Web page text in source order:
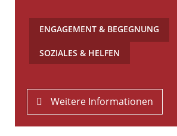
ENGAGEMENT & BEGEGNUNG
SOZIALES & HELFEN
Weitere Informationen